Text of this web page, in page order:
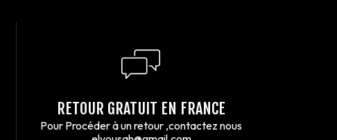
RETOUR GRATUIT EN FRANCE
Pour Procéder à un retour ,contactez nous